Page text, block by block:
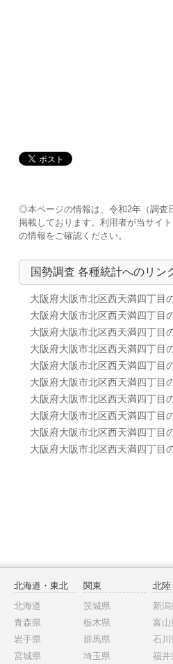
◎本ページの情報は、令和2年（調査
掲載しております。利用者が当サイ
の情報をご確認ください。
国勢調査 各種統計へのリン
大阪府大阪市北区西天満四丁目
大阪府大阪市北区西天満四丁目
大阪府大阪市北区西天満四丁目
大阪府大阪市北区西天満四丁目
大阪府大阪市北区西天満四丁目
大阪府大阪市北区西天満四丁目
大阪府大阪市北区西天満四丁目
大阪府大阪市北区西天満四丁目
大阪府大阪市北区西天満四丁目
大阪府大阪市北区西天満四丁目
北海道・東北
北海道
青森県
岩手県
宮城県
関東
茨城県
栃木県
群馬県
埼玉県
北陸
新潟
富山
石川
福井